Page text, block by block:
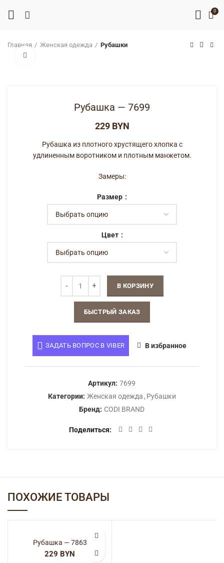
0
Главная Женская одежда
Рубашки
Рубашка — 7699
BYN
Рубашка из плотного хрустящего хлопка с
удлиненным воротником и плотным манжетом.
Замеры:
Размер
Цвет
В КОРЗИНУ
БЫСТРЫЙ ЗАКАЗ
ЗАДАТЬ ВОПРОС В VIBER В избранное
Артикул: 7699
Категории: Женская одежда , Рубашки
Бренд: CODI BRAND
Поделиться
ПОХОЖИЕ ТОВАРЫ
Рубашка — 7863
BYN